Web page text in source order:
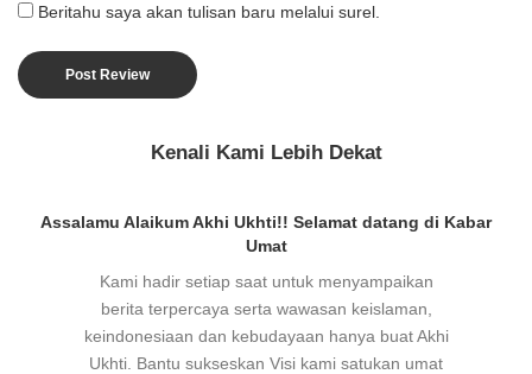
Beritahu saya akan tulisan baru melalui surel.
Kenali Kami Lebih Dekat
Assalamu Alaikum Akhi Ukhti!! Selamat datang di Kabar
Umat
Kami hadir setiap saat untuk menyampaikan
berita terpercaya serta wawasan keislaman,
keindonesiaan dan kebudayaan hanya buat Akhi
Ukhti. Bantu sukseskan Visi kami satukan umat